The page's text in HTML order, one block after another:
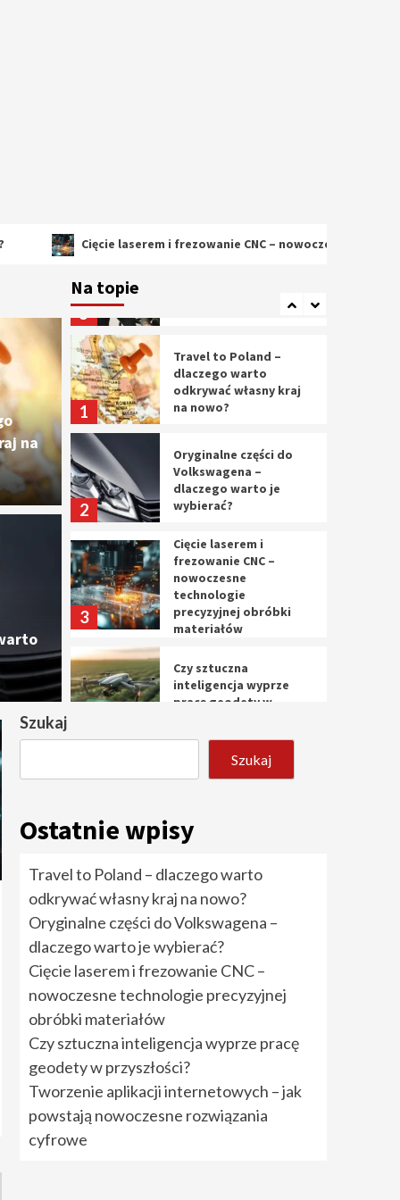
Cięcie laserem i frezowanie CNC – nowoczesne technologie
do Volkswagena –
je wybierać?
na
Na topie
5
rozwiązania cyfrowe
1
Travel to Poland –
dlaczego warto
odkrywać własny kraj
na nowo?
2
Oryginalne części do
Volkswagena –
dlaczego warto je
wybierać?
3
Cięcie laserem i
frezowanie CNC –
nowoczesne
technologie
precyzyjnej obróbki
materiałów
Czy sztuczna
inteligencja wyprze
pracę geodety w
5
Tworzenie aplikacji
internetowych – jak
1
dlaczego warto
odkrywać własny kraj
na nowo?
2
Oryginalne części do
Volkswagena –
dlaczego warto je
3
Cięcie laserem i
frezowanie CNC –
nowoczesne
technologie
precyzyjnej obróbki
Szukaj
Szukaj
Ostatnie wpisy
Travel to Poland – dlaczego warto
odkrywać własny kraj na nowo?
Oryginalne części do Volkswagena –
dlaczego warto je wybierać?
Cięcie laserem i frezowanie CNC –
nowoczesne technologie precyzyjnej
obróbki materiałów
Czy sztuczna inteligencja wyprze pracę
geodety w przyszłości?
Tworzenie aplikacji internetowych – jak
powstają nowoczesne rozwiązania
cyfrowe